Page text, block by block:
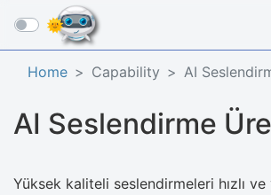
☰
Home Capability AI
AI Seslendirme
Yüksek kaliteli seslendirmeleri hızlı